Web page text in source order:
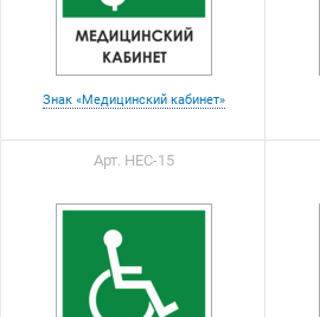
Знак «Медицинский кабинет»
Арт. НЕС-15